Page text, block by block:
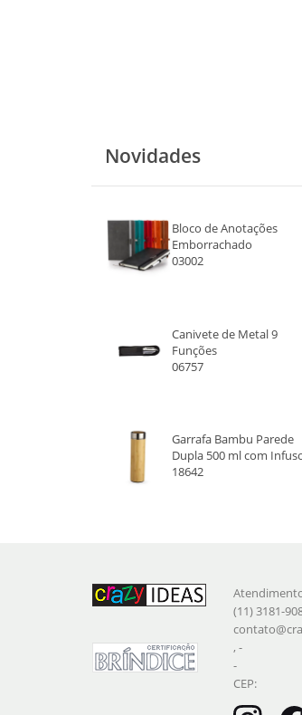
Novidades
Bloco de Anotações
Emborrachado
03002
Canivete de Metal 9
Funções
06757
Garrafa Bambu Parede
Dupla 500 ml com
18642
(11) 3181-
, -
-
CEP: